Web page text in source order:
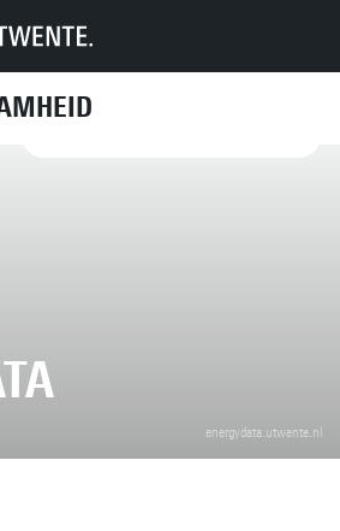
Duurzaamheid
Meer informatie
energydata.utwente.nl